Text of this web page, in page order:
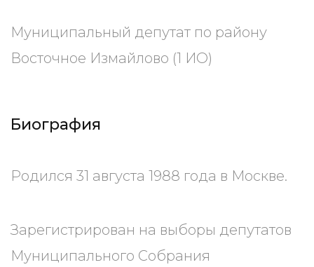
Муниципальный депутат по району
Восточное Измайлово (1 ИО)
Биография
Родился 31 августа 1988 года в Москве.
Зарегистрирован на выборы депутатов
Муниципального Собрания